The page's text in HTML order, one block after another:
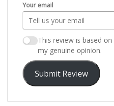
Your email
This review is based
my genuine opinion.
Submit Review